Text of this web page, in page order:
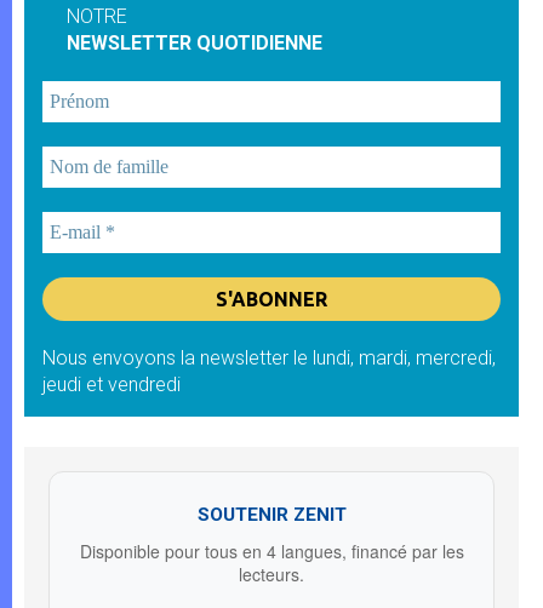
NOTRE
NEWSLETTER QUOTIDIENNE
Nous envoyons la newsletter le lundi, mardi, mercredi,
jeudi et vendredi
SOUTENIR ZENIT
Disponible pour tous en 4 langues, financé par les
lecteurs.